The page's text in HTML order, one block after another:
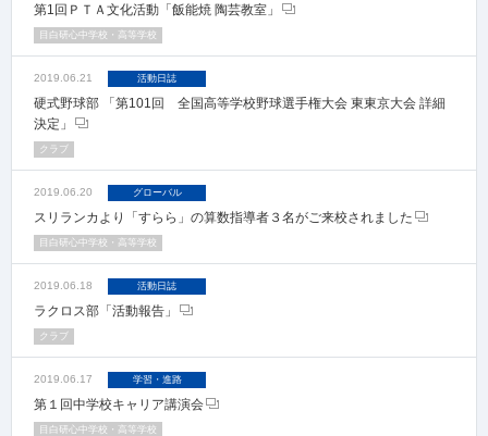
第1回ＰＴＡ文化活動「飯能焼 陶芸教室」
目白研心中学校・高等学校
2019.06.21 活動日誌
硬式野球部 「第101回 全国高等学校野球選手権大会 東東京大会 詳細
決定」
クラブ
2019.06.20 グローバル
スリランカより「すらら」の算数指導者３名がご来校されました
目白研心中学校・高等学校
2019.06.18 活動日誌
ラクロス部「活動報告」
クラブ
2019.06.17 学習・進路
第１回中学校キャリア講演会
目白研心中学校・高等学校